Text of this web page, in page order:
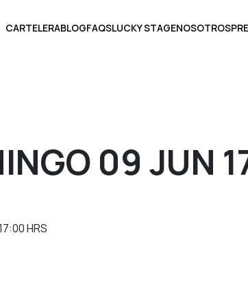
CARTELERABLOGFAQSLUCKY STAGENOSOTROS
09 JUN